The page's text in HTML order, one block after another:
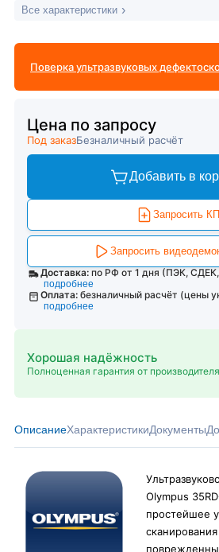
Все характеристики
Поверка ультразвуковых
Цена по запросу
Под заказБезналичный расчёт
Добавить в
Запросить КП
Запросить
Доставка: по РФ от 1 дня (ПЭК,
подробнее
Оплата: безналичный расчёт (цены
подробнее
Хорошая надёжность
Полноценная гарантия от производителя
ОписаниеХарактеристикиДокументы
Olympus
простейшее